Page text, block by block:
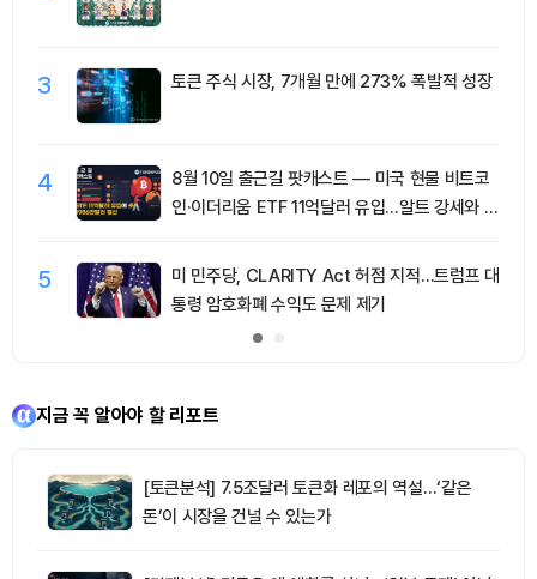
3 토큰 주식 시장, 7개월 만에 273% 폭발적 성장
4
8월 10일 출근길 팟캐스트 — 미국 현물 비트코
인·이더리움 ETF 11억달러 유입…알트 강세와 숏
5
미 민주당, CLARITY Act 허점 지적…트럼프 대
통령 암호화폐 수익도 문제 제기
지금 꼭 알아야 할 리포트
[토큰분석] 7.5조달러 토큰화 레포의 역설…‘같은
돈’이 시장을 건널 수 있는가